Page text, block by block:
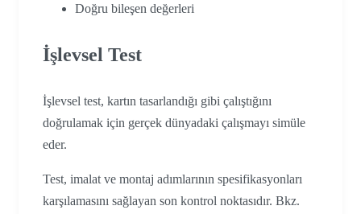
Doğru bileşen değerleri
İşlevsel Test
İşlevsel test, kartın tasarlandığı gibi çalıştığını
doğrulamak için gerçek dünyadaki çalışmayı simüle
eder.
Test, imalat ve montaj adımlarının spesifikasyonları
karşılamasını sağlayan son kontrol noktasıdır. Bkz.